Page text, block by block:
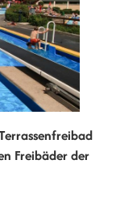
Freibäder der